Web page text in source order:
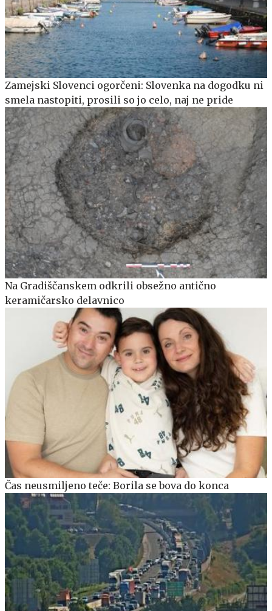
Zamejski Slovenci ogorčeni: Slovenka na dogodku ni
smela nastopiti, prosili so jo celo, naj ne pride
Na Gradiščanskem odkrili obsežno antično
keramičarsko delavnico
Čas neusmiljeno teče: Borila se bova do konca